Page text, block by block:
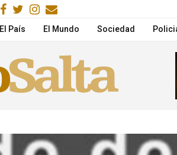
Trasladaron de urgencia a una mujer embarazada
Facebook
Gorjeo
Instagram
Email
El País El Mundo Sociedad